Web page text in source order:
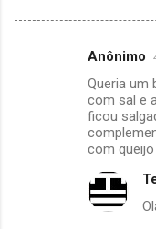
Anônimo
Queria um
com sal e
ficou
com queijo